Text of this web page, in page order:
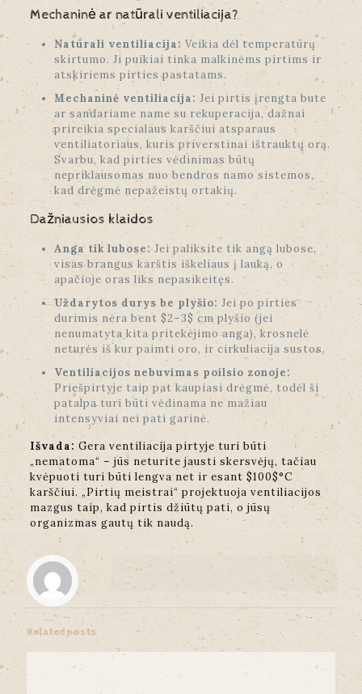
Mechaninė ar natūrali ventiliacija?
Natūrali ventiliacija: Veikia dėl temperatūrų
skirtumo. Ji puikiai tinka malkinėms pirtims ir
atskiriems pirties pastatams.
Mechaninė ventiliacija:Jei pirtis įrengta bute
ar sandariame name su rekuperacija, dažnai
prireikia specialaus karščiui atsparaus
ventiliatoriaus, kuris priverstinai ištrauktų orą.
Svarbu, kad pirties vėdinimas būtų
nepriklausomas nuo bendros namo sistemos,
kad drėgmė nepažeistų ortakių.
Dažniausios klaidos
Anga tik lubose:Jei paliksite tik angą lubose,
visas brangus karštis iškeliaus į lauką, o
apačioje oras liks nepasikeitęs.
Uždarytos durys be plyšio: Jei po pirties
durimis nėra bent $2–3$ cm plyšio (jei
nenumatyta kita pritekėjimo anga), krosnelė
neturės iš kur paimti oro, ir cirkuliacija sustos.
Ventiliacijos nebuvimas poilsio zonoje:
Priešpirtyje taip pat kaupiasi drėgmė, todėl ši
patalpa turi būti vėdinama ne mažiau
intensyviai nei pati garinė.
Išvada: Gera ventiliacija pirtyje turi būti
„nematoma“ – jūs neturite jausti skersvėjų, tačiau
kvėpuoti turi būti lengva net ir esant $100$°C
karščiui. „Pirtių meistrai“ projektuoja ventiliacijos
mazgus taip, kad pirtis džiūtų pati, o jūsų
organizmas gautų tik naudą.
Related posts